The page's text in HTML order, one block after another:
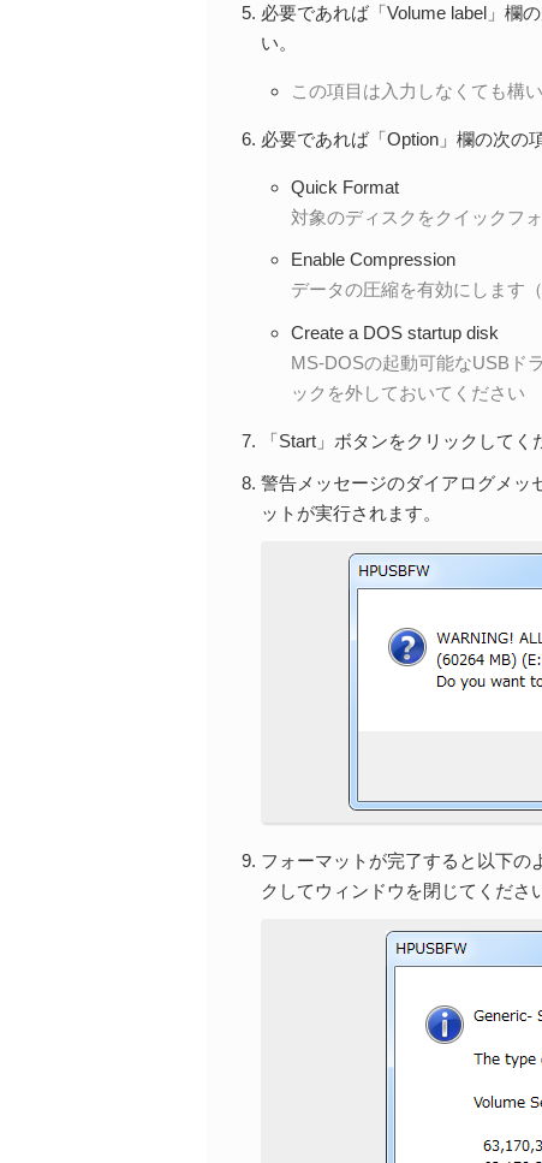
必要であれば「Volume label」欄
い。
この項目は入力しなくても構い
必要であれば「Option」欄の次の
Quick Format
対象のディスクをクイックフ
Enable Compression
データの圧縮を有効にします
Create a DOS startup disk
MS-DOSの起動可能なUSBド
ックを外しておいてください
「Start」ボタンをクリックしてく
警告メッセージのダイアログメッ
ットが実行されます。
フォーマットが完了すると以下の
クしてウィンドウを閉じてくださ